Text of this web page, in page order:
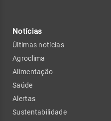
Notícias
Últimas notícias
Agroclima
Alimentação
Saúde
Alertas
Sustentabilidade